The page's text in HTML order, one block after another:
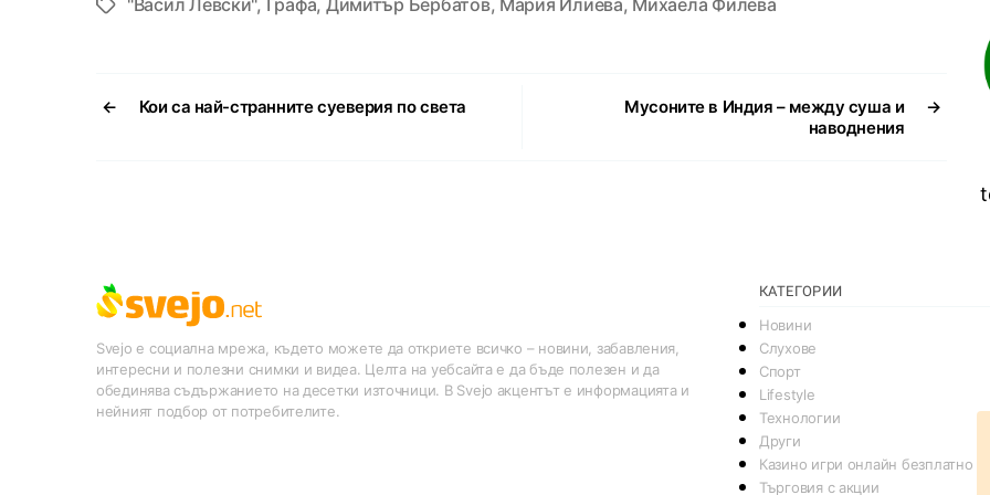
Tags
← Кои са най-странните суеверия по света →
Мусоните в Индия – между суша и
наводнения
Svejo е социална мрежа, където можете да откриете всичко – новини, забавления,
интересни и полезни снимки и видеа. Целта на уебсайта е да бъде полезен и да
обединява съдържанието на десетки източници. В Svejo акцентът е информацията и
нейният подбор от потребителите.
КАТЕГОРИИ
Новини
Слухове
Спорт
Lifestyle
Технологии
Други
Казино игри онлайн безплатно
Търговия с акции